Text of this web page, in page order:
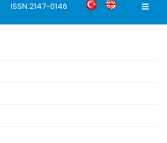
ISSN:2147-0146